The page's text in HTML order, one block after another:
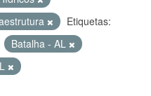
Etiquetas:
Batalha - AL